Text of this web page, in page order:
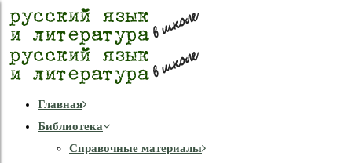
Главная
Библиотека
Справочные материалы